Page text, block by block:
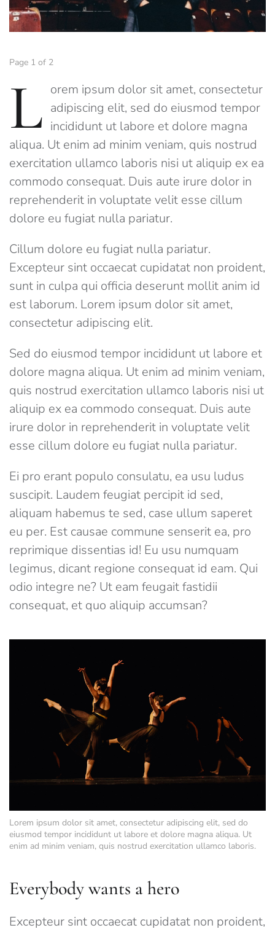
Page 1 of 2
L orem ipsum dolor sit amet, consectetur
adipiscing elit, sed do eiusmod tempor
incididunt ut labore et dolore magna
aliqua. Ut enim ad minim veniam, quis nostrud
exercitation ullamco laboris nisi ut aliquip ex ea
commodo consequat. Duis aute irure dolor in
reprehenderit in voluptate velit esse cillum
dolore eu fugiat nulla pariatur.
Cillum dolore eu fugiat nulla pariatur.
Excepteur sint occaecat cupidatat non proident,
sunt in culpa qui officia deserunt mollit anim id
est laborum. Lorem ipsum dolor sit amet,
consectetur adipiscing elit.
Sed do eiusmod tempor incididunt ut labore et
dolore magna aliqua. Ut enim ad minim veniam,
quis nostrud exercitation ullamco laboris nisi ut
aliquip ex ea commodo consequat. Duis aute
irure dolor in reprehenderit in voluptate velit
esse cillum dolore eu fugiat nulla pariatur.
Ei pro erant populo consulatu, ea usu ludus
suscipit. Laudem feugiat percipit id sed,
aliquam habemus te sed, case ullum saperet
eu per. Est causae commune senserit ea, pro
reprimique dissentias id! Eu usu numquam
legimus, dicant regione consequat id eam. Qui
odio integre ne? Ut eam feugait fastidii
consequat, et quo aliquip accumsan?
Lorem ipsum dolor sit amet, consectetur adipiscing elit, sed do
eiusmod tempor incididunt ut labore et dolore magna aliqua. Ut
enim ad minim veniam, quis nostrud exercitation ullamco laboris.
Everybody wants a hero
Excepteur sint occaecat cupidatat non proident,